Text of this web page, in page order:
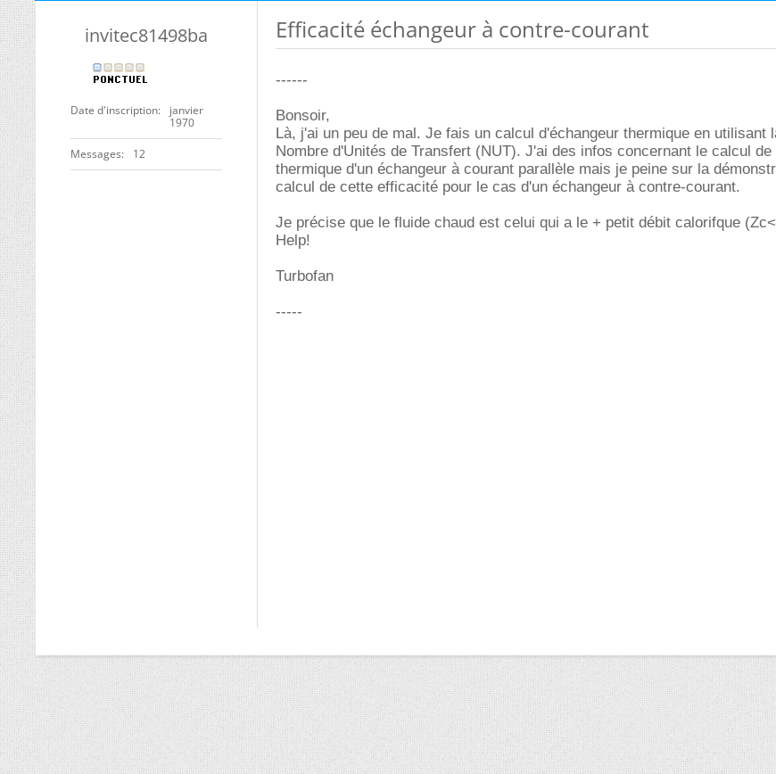
invitec81498ba
Date d'inscription
janvier
1970
Messages 12
Efficacité échangeur à contre-courant
------
Bonsoir,
Là, j'ai un peu de mal. Je fais un calcul d'échangeur thermique en utilisant
Nombre d'Unités de Transfert (NUT). J'ai des infos concernant le calcul
thermique d'un échangeur à courant parallèle mais je peine sur la
calcul de cette efficacité pour le cas d'un échangeur à contre-courant.
Je précise que le fluide chaud est celui qui a le + petit débit calorifque
Help!
Turbofan
-----